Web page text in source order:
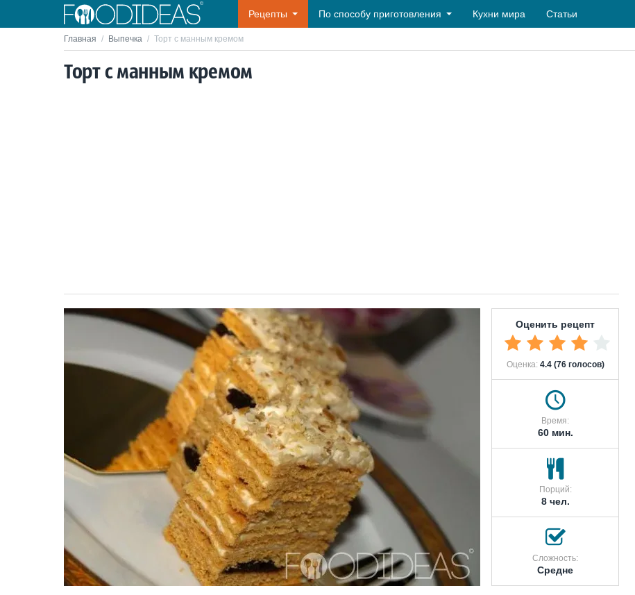
Рецепты По способу приготовления Кухни мира Статьи
Главная / Выпечка / Торт с манным кремом
Торт с манным кремом
Оценить рецепт
Оценка: 4.4 (76 голосов)
Время:
60 мин.
Порций:
8 чел.
Сложность:
Средне